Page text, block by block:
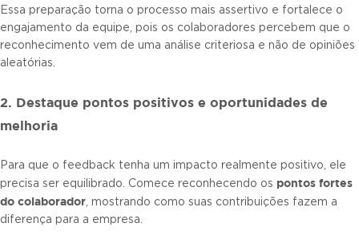
Essa preparação torna o processo mais assertivo e fortalece o
engajamento da equipe, pois os colaboradores percebem que o
reconhecimento vem de uma análise criteriosa e não de opiniões
aleatórias.
2. Destaque pontos positivos e oportunidades de
melhoria
Para que o feedback tenha um impacto realmente positivo, ele
precisa ser equilibrado. Comece reconhecendo os pontos fortes
do colaborador , mostrando como suas contribuições fazem a
diferença para a empresa.